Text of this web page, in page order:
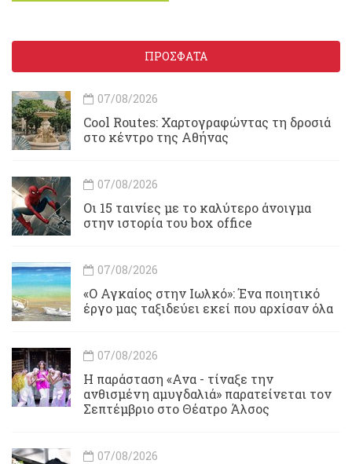
ΠΡΟΣΦΑΤΑ
07/08/2026
Cool Routes: Χαρτογραφώντας τη δροσιά
στο κέντρο της Αθήνας
07/08/2026
Οι 15 ταινίες με το καλύτερο άνοιγμα
στην ιστορία του box office
07/08/2026
«Ο Αγκαίος στην Ιωλκό»: Ένα ποιητικό
έργο μας ταξιδεύει εκεί που αρχίσαν όλα
07/08/2026
Η παράσταση «Ανα - τίναξε την
ανθισμένη αμυγδαλιά» παρατείνεται τον
Σεπτέμβριο στο Θέατρο Άλσος
07/08/2026